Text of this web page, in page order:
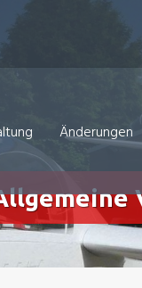
Änderungen